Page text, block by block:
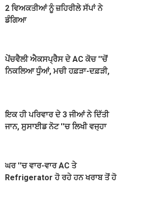
2 ਵਿਅਕਤੀਆਂ ਨੂੰ ਜ਼ਹਿਰੀਲੇ ਸੱਪਾਂ ਨੇ
ਡੰਗਿਆ
ਪੇਂਚਵੈਲੀ ਐਕਸਪ੍ਰੈਸ ਦੇ AC ਕੋਚ ''ਚੋਂ
ਨਿਕਲਿਆ ਧੂੰਆਂ, ਮਚੀ ਹਫ਼ੜਾ-ਦਫ਼ੜੀ,
ਇਕ ਹੀ ਪਰਿਵਾਰ ਦੇ 3 ਜੀਆਂ ਨੇ ਦਿੱਤੀ
ਜਾਨ, ਸੁਸਾਈਡ ਨੋਟ ''ਚ ਲਿਖੀ ਵਜ੍ਹਾ
ਘਰ ''ਚ ਵਾਰ-ਵਾਰ AC ਤੇ
Refrigerator ਹੋ ਰਹੇ ਹਨ ਖਰਾਬ ਤੋਂ ਹੋ